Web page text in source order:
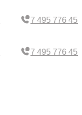
7 495 776 45
7 495 776 45